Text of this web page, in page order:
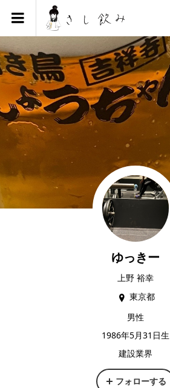
ゆっきー
上野 裕幸
東京都
男性
1986年5月31日生
建設業界
フォローする